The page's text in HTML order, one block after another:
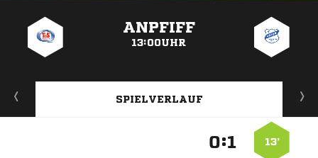
ANPFIFF
13:00UHR
SPIELVERLAUF
13’
: